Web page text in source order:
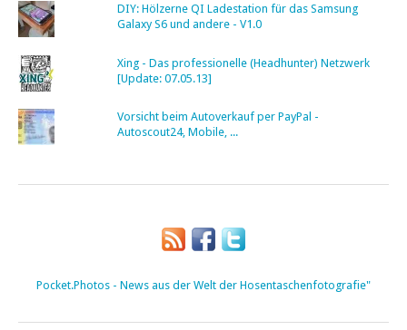
DIY: Hölzerne QI Ladestation für das Samsung
Galaxy S6 und andere - V1.0
Xing - Das professionelle (Headhunter) Netzwerk
[Update: 07.05.13]
Vorsicht beim Autoverkauf per PayPal -
Autoscout24, Mobile, ...
Pocket.Photos - News aus der Welt der Hosentaschenfotografie"